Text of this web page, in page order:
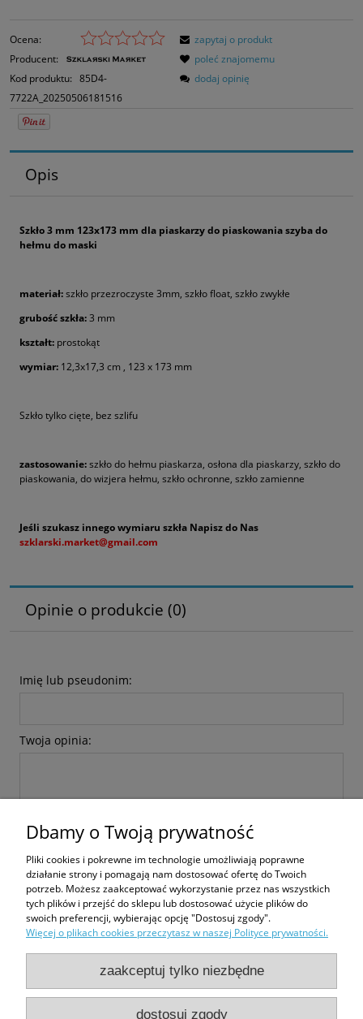
Ocena:
Producent:
Kod produktu: 85D4-
7722A_20250506181516
zapytaj o produkt
poleć znajomemu
dodaj opinię
Opis
Szkło 3 mm 123x173 mm dla piaskarzy do piaskowania szyba do
hełmu do maski
materiał:szkło przezroczyste 3mm, szkło float, szkło zwykłe
grubość szkła:3 mm
kształt: prostokąt
wymiar: 12,3x17,3 cm , 123 x 173 mm
Szkło tylko cięte, bez szlifu
zastosowanie:szkło do hełmu piaskarza, osłona dla piaskarzy, szkło do
piaskowania, do wizjera hełmu, szkło ochronne, szkło zamienne
Jeśli szukasz innego wymiaru szkła Napisz do Nas
szklarski.market@gmail.com
Opinie o produkcie (0)
Imię lub pseudonim:
Twoja opinia:
wyślij
Zakupy
Pomoc
Dbamy o Twoją prywatność
Pliki cookies i pokrewne im technologie umożliwiają poprawne
działanie strony i pomagają nam dostosować ofertę do Twoich
potrzeb. Możesz zaakceptować wykorzystanie przez nas wszystkich
tych plików i przejść do sklepu lub dostosować użycie plików do
swoich preferencji, wybierając opcję "Dostosuj zgody".
Więcej o plikach cookies przeczytasz w naszej Polityce prywatności.
zaakceptuj tylko niezbędne
dostosuj zgody